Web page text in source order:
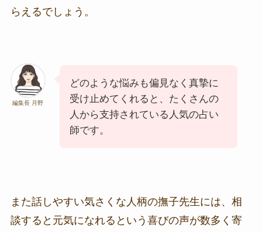
らえるでしょう。
編集長 月野
どのような悩みも偏見なく真摯に
受け止めてくれると、たくさんの
人から支持されている人気の占い
師です。
また話しやすい気さくな人柄の撫子先生には、相
談すると元気になれるという喜びの声が数多く寄